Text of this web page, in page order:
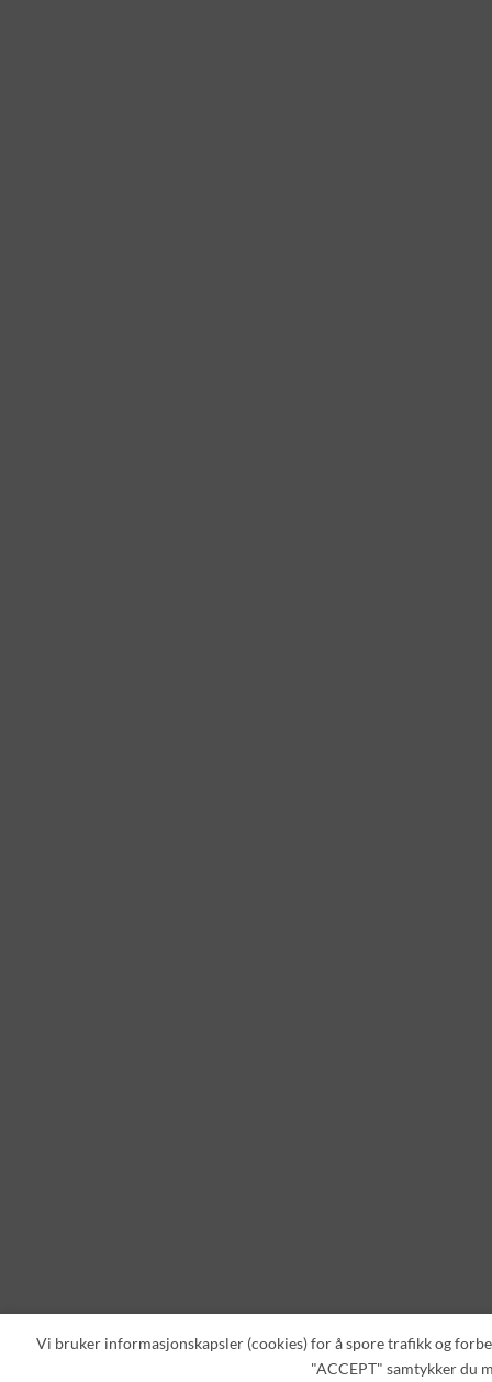
Vi bruker informasjonskapsler (cookies) for å spore trafikk og
"ACCEPT" samtykker du